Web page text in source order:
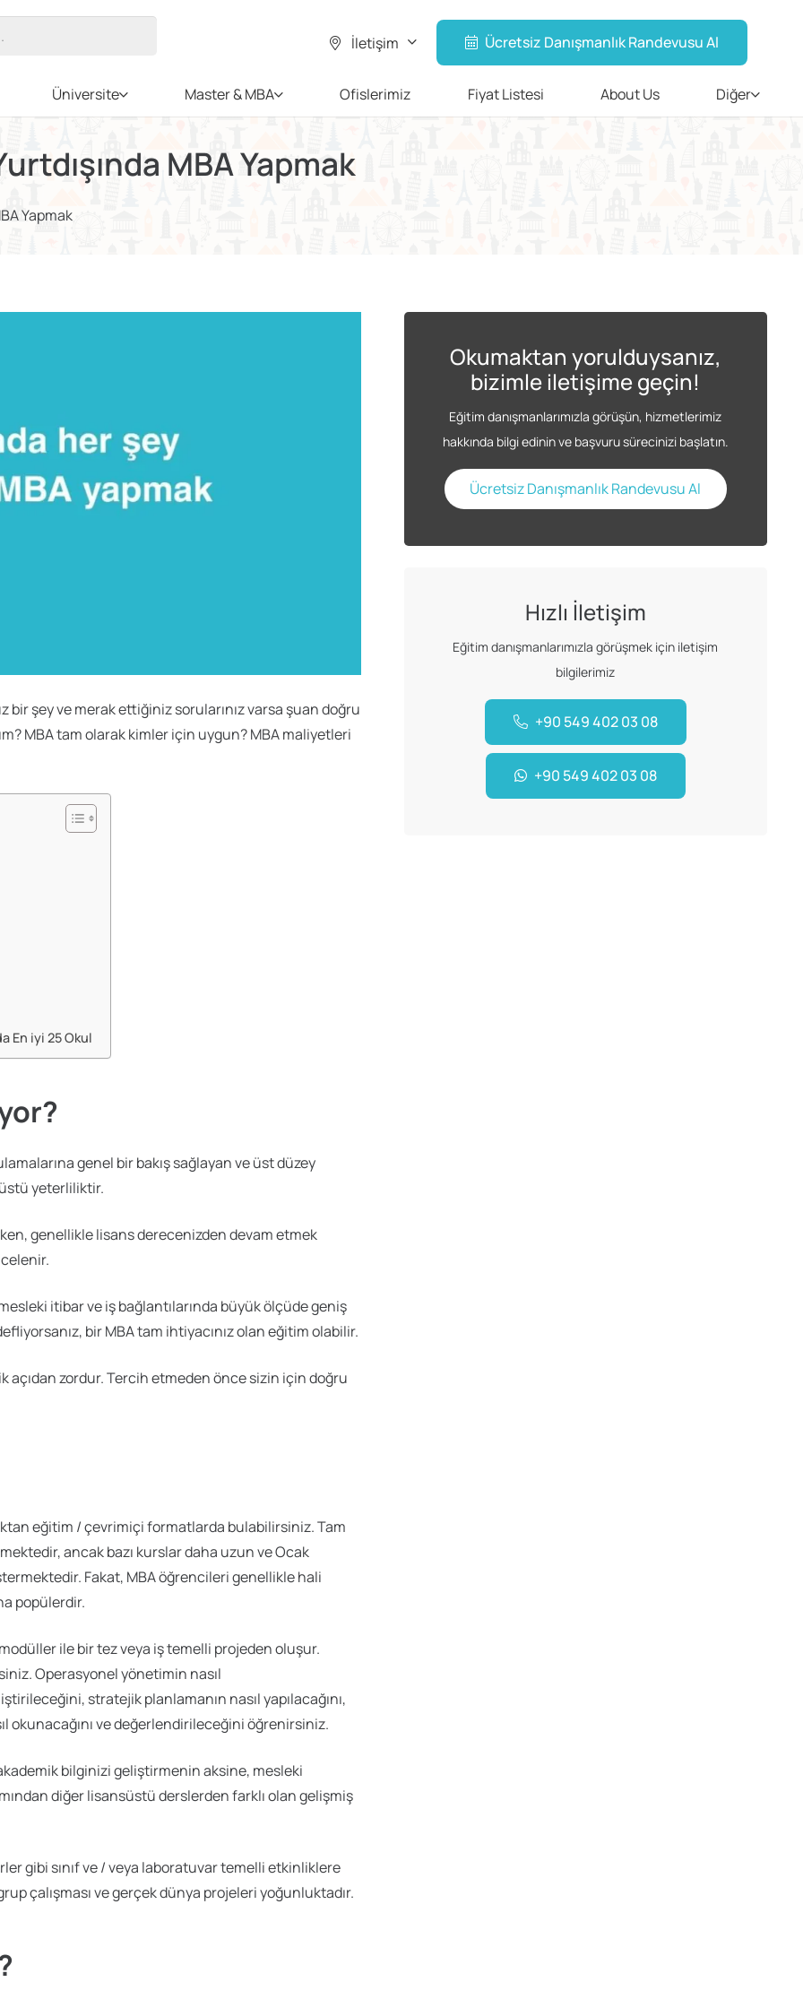
İletişim Ücretsiz Danışmanlık Randevusu Al
Üniversite Master & MBA Ofislerimiz Fiyat Listesi About Us Diğer
MBA Yapmak
Yapmak
bir şey ve merak ettiğiniz sorularınız varsa şuan doğru
MBA tam olarak kimler için uygun? MBA maliyetleri
En iyi 25 Okul
genel bir bakış sağlayan ve üst düzey
yeterliliktir.
genellikle lisans derecenizden devam etmek
itibar ve iş bağlantılarında büyük ölçüde geniş
bir MBA tam ihtiyacınız olan eğitim olabilir.
açıdan zordur. Tercih etmeden önce sizin için doğru
eğitim / çevrimiçi formatlarda bulabilirsiniz. Tam
ancak bazı kurslar daha uzun ve Ocak
Fakat, MBA öğrencileri genellikle hali
popülerdir.
ile bir tez veya iş temelli projeden oluşur.
Operasyonel yönetimin nasıl
stratejik planlamanın nasıl yapılacağını,
okunacağını ve değerlendirileceğini öğrenirsiniz.
bilginizi geliştirmenin aksine, mesleki
diğer lisansüstü derslerden farklı olan gelişmiş
gibi sınıf ve / veya laboratuvar temelli etkinliklere
çalışması ve gerçek dünya projeleri yoğunluktadır.
Okumaktan yorulduysanız,
bizimle iletişime geçin!
Eğitim danışmanlarımızla görüşün, hizmetlerimiz
hakkında bilgi edinin ve başvuru sürecinizi başlatın.
Ücretsiz Danışmanlık Randevusu Al
Hızlı İletişim
Eğitim danışmanlarımızla görüşmek için iletişim
bilgilerimiz
+90 549 402 03 08
+90 549 402 03 08